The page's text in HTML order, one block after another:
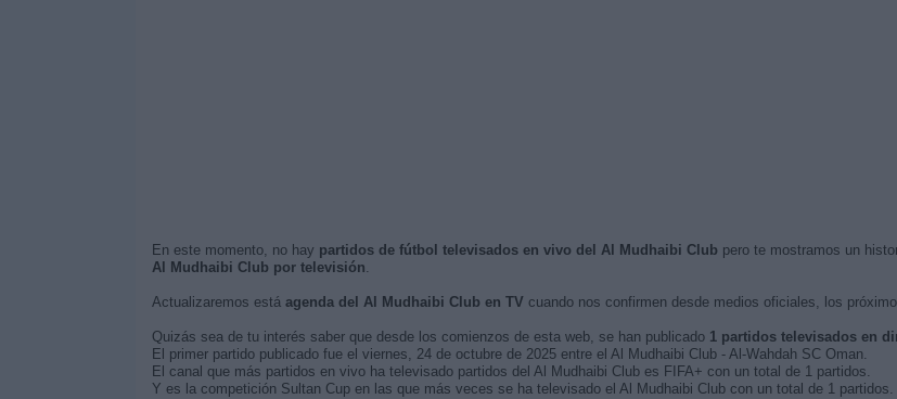
En este momento, no hay partidos de fútbol televisados en vivo del Al Mudhaibi Club pero te mostramos un
Al Mudhaibi Club por televisión.
Actualizaremos está agenda del Al Mudhaibi Club en TV cuando nos confirmen desde medios oficiales, los
Quizás sea de tu interés saber que desde los comienzos de esta web, se han publicado 1 partidos televisados en
El primer partido publicado fue el viernes, 24 de octubre de 2025 entre el Al Mudhaibi Club - Al-Wahdah SC Oman.
El canal que más partidos en vivo ha televisado partidos del Al Mudhaibi Club es FIFA+ con un total de 1 partidos.
Y es la competición Sultan Cup en las que más veces se ha televisado el Al Mudhaibi Club con un total de 1 partidos.